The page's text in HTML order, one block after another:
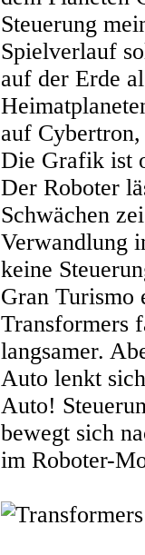
Steuerung
Spielverlauf
auf der Erde
auf
Die Grafik ist
Der Roboter
Schwächen
Verwandlung
keine
Gran Turismo
Transformers
langsamer.
Auto lenkt
Auto!
bewegt sich
im Roboter-